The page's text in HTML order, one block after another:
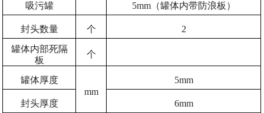
吸污罐 5mm（罐体内带防浪板）
封头数量 个
2
罐体内部死隔
板
个
罐体厚度
mm
5mm
封头厚度 6mm